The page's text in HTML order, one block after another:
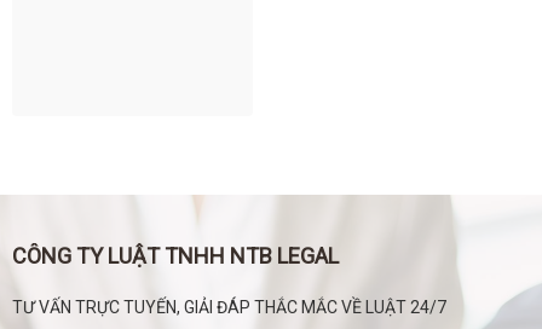
CÔNG TY LUẬT TNHH NTB LEGAL
TƯ VẤN TRỰC TUYẾN, GIẢI ĐÁP THẮC MẮC VỀ LUẬT 24/7